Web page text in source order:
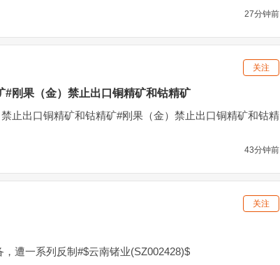
27分钟前
关注
#刚果（金）禁止出口铜精矿和钴精矿
止出口铜精矿和钴精矿#刚果（金）禁止出口铜精矿和钴精
43分钟前
关注
遭一系列反制#$云南锗业(SZ002428)$